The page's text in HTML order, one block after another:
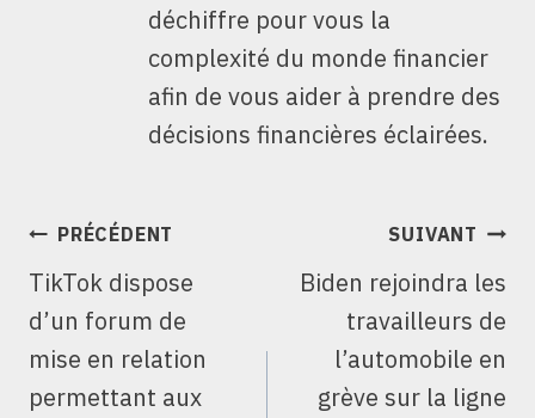
déchiffre pour vous la
complexité du monde financier
afin de vous aider à prendre des
décisions financières éclairées.
NAVIGATION
L’ARTICLE
PRÉCÉDENT
TikTok dispose
d’un forum de
mise en relation
permettant aux
SUIVANT
Biden rejoindra les
travailleurs de
l’automobile en
grève sur la ligne